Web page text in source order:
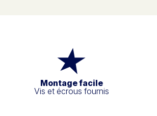
Montage facile
Vis et écrous fournis